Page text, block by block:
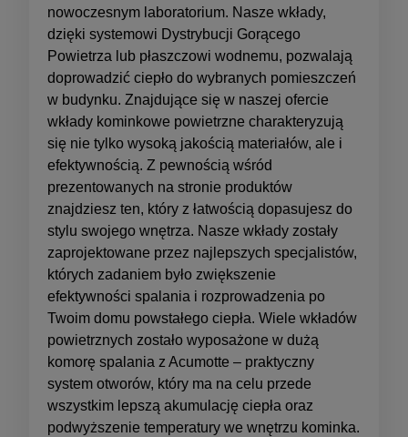
nowoczesnym laboratorium. Nasze wkłady,
dzięki systemowi Dystrybucji Gorącego
Powietrza lub płaszczowi wodnemu, pozwalają
doprowadzić ciepło do wybranych pomieszczeń
w budynku. Znajdujące się w naszej ofercie
wkłady kominkowe powietrzne charakteryzują
się nie tylko wysoką jakością materiałów, ale i
efektywnością. Z pewnością wśród
prezentowanych na stronie produktów
znajdziesz ten, który z łatwością dopasujesz do
stylu swojego wnętrza. Nasze wkłady zostały
zaprojektowane przez najlepszych specjalistów,
których zadaniem było zwiększenie
efektywności spalania i rozprowadzenia po
Twoim domu powstałego ciepła. Wiele wkładów
powietrznych zostało wyposażone w dużą
komorę spalania z Acumotte – praktyczny
system otworów, który ma na celu przede
wszystkim lepszą akumulację ciepła oraz
podwyższenie temperatury we wnętrzu kominka.